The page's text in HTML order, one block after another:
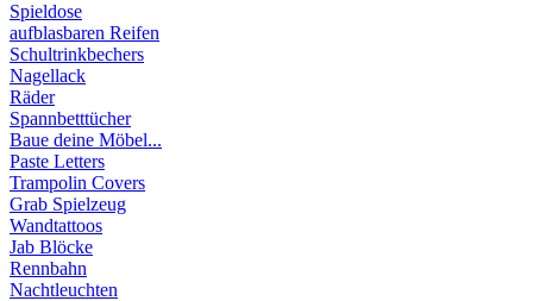
Spieldose
aufblasbaren Reifen
Schultrinkbechers
Nagellack
Räder
Spannbetttücher
Baue deine Möbel...
Paste Letters
Trampolin Covers
Grab Spielzeug
Wandtattoos
Jab Blöcke
Rennbahn
Nachtleuchten